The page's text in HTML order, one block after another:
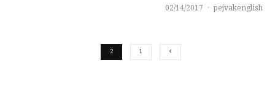
pejvakenglish
·
02/14/2017
1
2